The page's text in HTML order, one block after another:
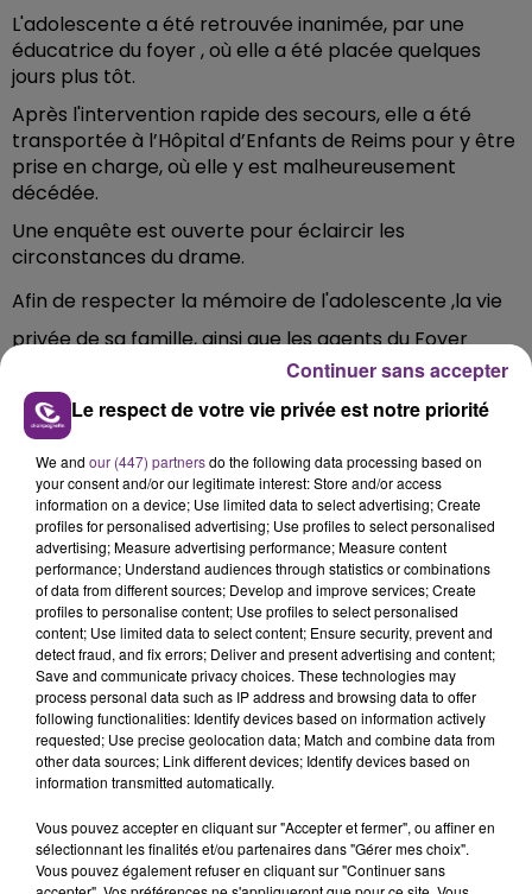
L'adolescente a été retrouvée inanimée, par une
éducatrice du foyer , où elle a été placée quelques
jours plus tôt.
Après l'intervention rapide des secours, elle a été
transportée à l’Hôpital d’Enfants de Reims pour y être
prise en charge, où elle y est malheureusement
décédée.
Une enquête est ouverte pour éclaircir les
circonstances du drame.
Afin de respecter la mémoire de l'adolescente ,la vie
privée de sa famille, ainsi que les agents du Foyer
Départemental de l'Enfance ,le Conseil
départemental a choisi de ne pas fournir davantage
de détails .
Le 3114, numéro national de prévention du suicide, il est
accessible gratuitement 24h/24 et 7j/7.
FIL D'ACTU
7 août 2026
Le respect de votre vie privée est notre priorité
We and our (447) partnersdo the following data processing based on
your consent and/or our legitimate interest: Store and/or access
information on a device; Use limited data to select advertising; Create
profiles for personalised advertising; Use profiles to select personalised
advertising; Measure advertising performance; Measure content
performance; Understand audiences through statistics or combinations
of data from different sources; Develop and improve services; Create
profiles to personalise content; Use profiles to select personalised
content; Use limited data to select content; Ensure security, prevent and
detect fraud, and fix errors; Deliver and present advertising and content;
Save and communicate privacy choices. These technologies may
process personal data such as IP address and browsing data to offer
following functionalities: Identify devices based on information actively
requested; Use precise geolocation data; Match and combine data from
other data sources; Link different devices; Identify devices based on
information transmitted automatically.
Vous pouvez accepter en cliquant sur "Accepter et fermer", ou affiner en
sélectionnant les finalités et/ou partenaires dans "Gérer mes choix".
Vous pouvez également refuser en cliquant sur "Continuer sans
Continuer sans accepter